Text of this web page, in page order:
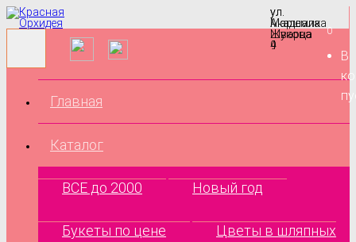
ул.
Маршала
Жукова
9
ул.
Академика
Шварца
4
0
В
Главная
Каталог
ВСЕ до 2000 Новый год
Букеты по цене Цветы в шляпных